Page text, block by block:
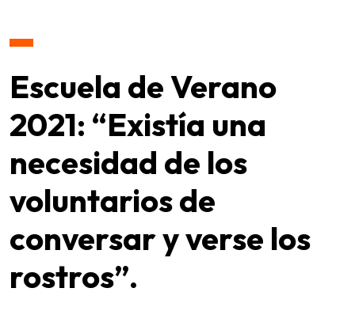
Escuela de Verano
2021: “Existía una
necesidad de los
voluntarios de
conversar y verse los
rostros”.